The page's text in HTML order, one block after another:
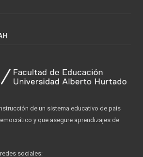
de un sistema educativo de país
y que asegure aprendizajes de
sociales: